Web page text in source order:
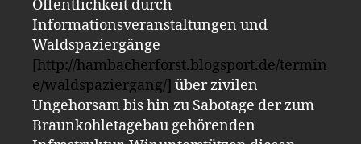
Öffentlichkeit durch
Informationsveranstaltungen und
Waldspaziergänge
[http://hambacherforst.blogsport.de/termin
e/waldspaziergang/] über zivilen
Ungehorsam bis hin zu Sabotage der zum
Braunkohletagebau gehörenden